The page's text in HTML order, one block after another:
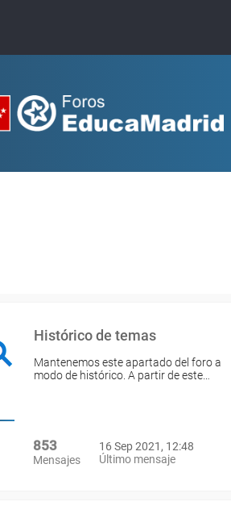
Histórico de temas
Mantenemos este apartado del foro a
modo de histórico. A partir de este…
853
Mensajes
16 Sep 2021, 12:48
Último mensaje